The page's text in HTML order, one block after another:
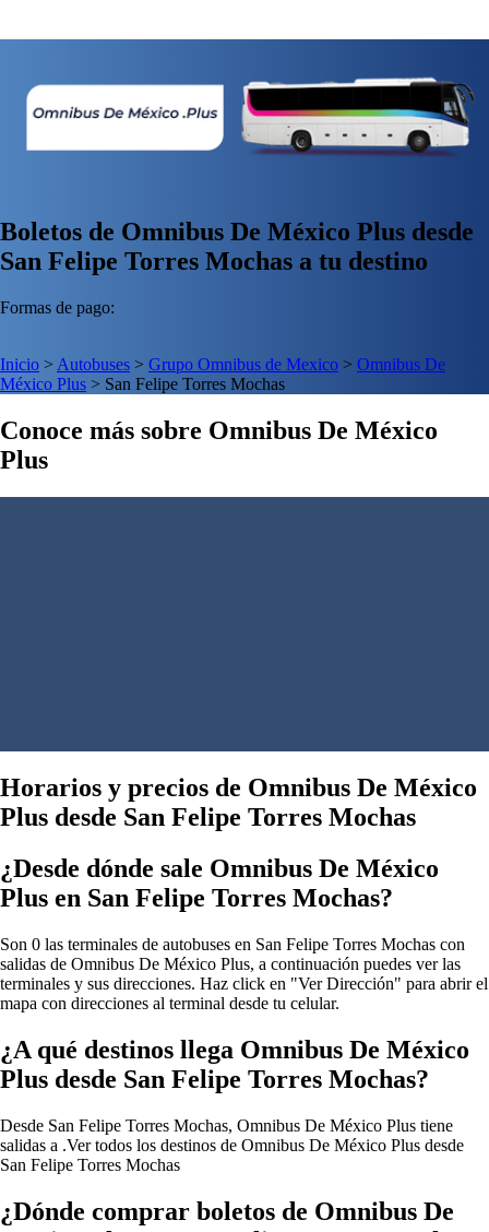
Boletos de Omnibus De México Plus desde
San Felipe Torres Mochas a tu destino
Formas de pago:
Inicio > Autobuses > Grupo Omnibus de Mexico > Omnibus De
México Plus > San Felipe Torres Mochas
Conoce más sobre Omnibus De México
Plus
Horarios y precios de Omnibus De México
Plus desde San Felipe Torres Mochas
¿Desde dónde sale Omnibus De México
Plus en San Felipe Torres Mochas?
Son 0 las terminales de autobuses en San Felipe Torres Mochas con
salidas de Omnibus De México Plus, a continuación puedes ver las
terminales y sus direcciones. Haz click en "Ver Dirección" para abrir el
mapa con direcciones al terminal desde tu celular.
¿A qué destinos llega Omnibus De México
Plus desde San Felipe Torres Mochas?
Desde San Felipe Torres Mochas, Omnibus De México Plus tiene
salidas a .Ver todos los destinos de Omnibus De México Plus desde
San Felipe Torres Mochas
¿Dónde comprar boletos de Omnibus De